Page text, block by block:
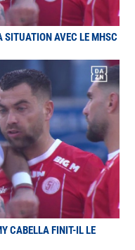
SITUATION AVEC LE MHSC
CABELLA FINIT-IL LE